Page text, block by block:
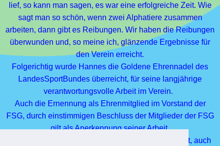
lief, so kann man sagen, es war eine erfolgreiche Zeit. Wie
sagt man so schön, wenn zwei Alphatiere zusammen
arbeiten, dann gibt es Reibungen. Wir haben die Reibungen
überwunden und, so meine ich, glänzende Ergebnisse für
den Verein erreicht.
Folgerichtig wurde Hannes die Goldene Ehrennadel des
LandesSportBundes überreicht, für seine langjährige
verantwortungsvolle Arbeit im Verein.
Auch die Ernennung als Ehrenmitglied im Vorstand der
FSG, durch einstimmigen Beschluss der Mitglieder der FSG
gilt als Anerkennung seiner Arbeit.
In der Hoffnung, dass er auch weiterhin aktiv tätig ist, auch